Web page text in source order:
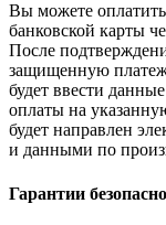
Вы можете
банковской карты
После
защищенную
будет ввести
оплаты на
будет направлен
и данными по
Гарантии